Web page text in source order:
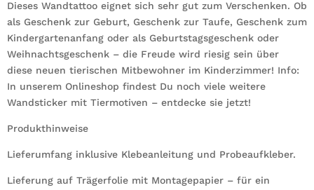
Dieses Wandtattoo eignet sich sehr gut zum Verschenken. Ob
als Geschenk zur Geburt, Geschenk zur Taufe, Geschenk zum
Kindergartenanfang oder als Geburtstagsgeschenk oder
Weihnachtsgeschenk – die Freude wird riesig sein über
diese neuen tierischen Mitbewohner im Kinderzimmer! Info:
In unserem Onlineshop findest Du noch viele weitere
Wandsticker mit Tiermotiven – entdecke sie jetzt!
Produkthinweise
Lieferumfang inklusive Klebeanleitung und Probeaufkleber.
Lieferung auf Trägerfolie mit Montagepapier – für ein